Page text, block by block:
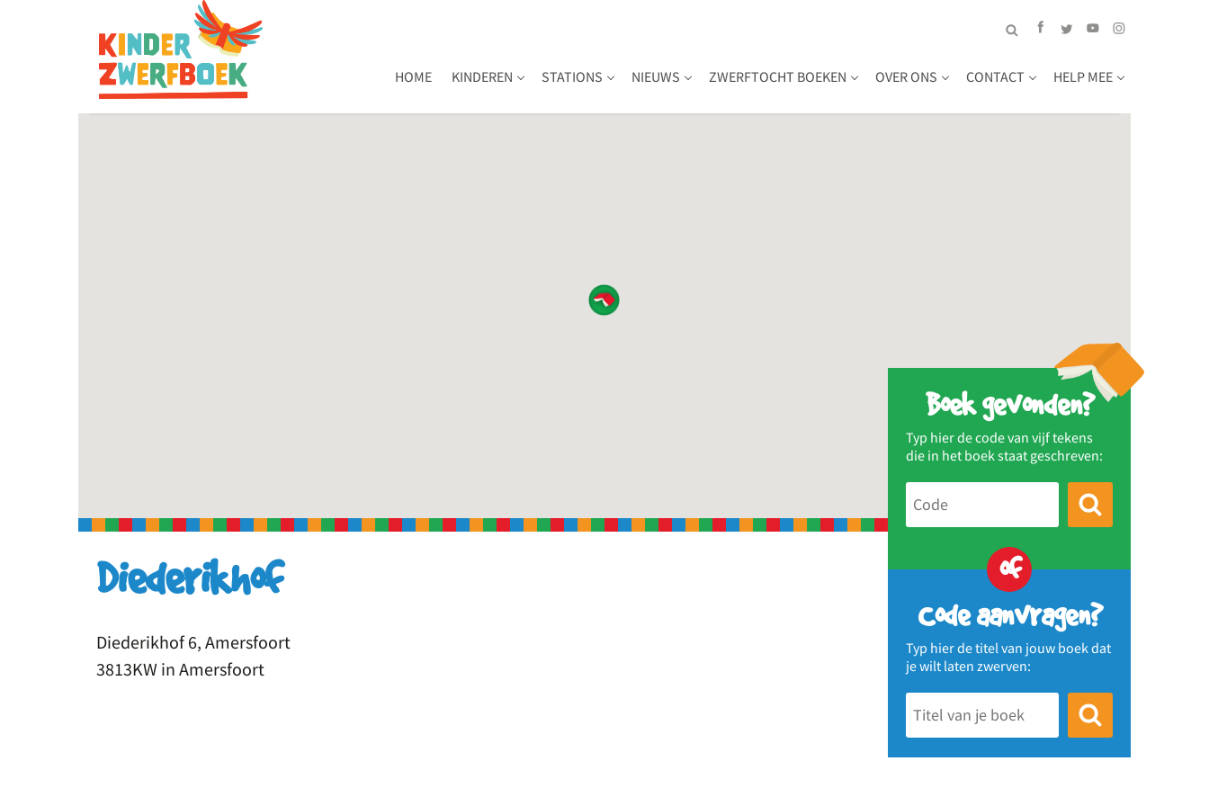
HOME KINDEREN STATIONS NIEUWS ZWERFTOCHT BOEKEN OVER ONS CONTACT HELP MEE
Boek gevonden?
Typ hier de code van vijf tekens
die in het boek staat geschreven:
of
Code aanvragen?
Typ hier de titel van jouw boek dat
je wilt laten zwerven:
Diederikhof
Diederikhof 6, Amersfoort
3813KW in Amersfoort